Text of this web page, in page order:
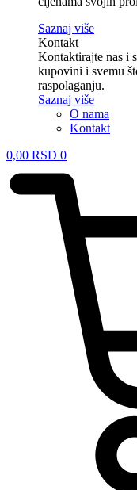
Saznaj više
Kontakt
Kontaktirajte nas i
kupovini i svemu
raspolaganju.
Saznaj više
O nama
Kontakt
0,00 RSD 0